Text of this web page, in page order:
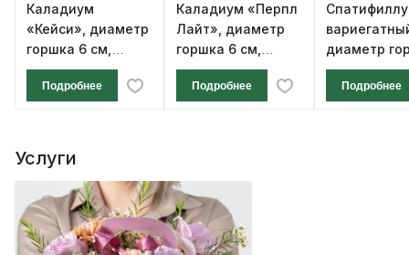
Каладиум
«Кейси», диаметр
горшка 6 см,
высота 12 см
Подробнее
Каладиум «Перпл
Лайт», диаметр
горшка 6 см,
высота 12 см
Подробнее
диаметр
см, высота
Подробнее
Услуги